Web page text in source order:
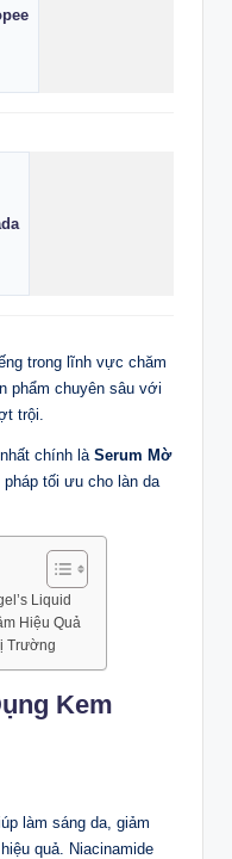
trong lĩnh vực chăm
phẩm chuyên sâu với
trội.
chính là Serum Mờ
pháp tối ưu cho làn da
Liquid
Hiệu Quả
Trường
Kem
làm sáng da, giảm
quả. Niacinamide